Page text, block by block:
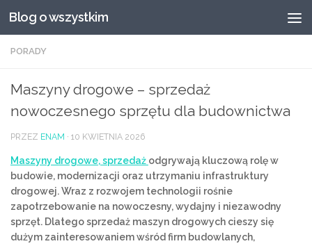
Przeskocz do treści
Blog o wszystkim
PORADY
Maszyny drogowe – sprzedaż
nowoczesnego sprzętu dla budownictwa
PRZEZ ENAM · 10 KWIETNIA 2026
Maszyny drogowe, sprzedaż odgrywają kluczową rolę w
budowie, modernizacji oraz utrzymaniu infrastruktury
drogowej. Wraz z rozwojem technologii rośnie
zapotrzebowanie na nowoczesny, wydajny i niezawodny
sprzęt. Dlatego sprzedaż maszyn drogowych cieszy się
dużym zainteresowaniem wśród firm budowlanych,